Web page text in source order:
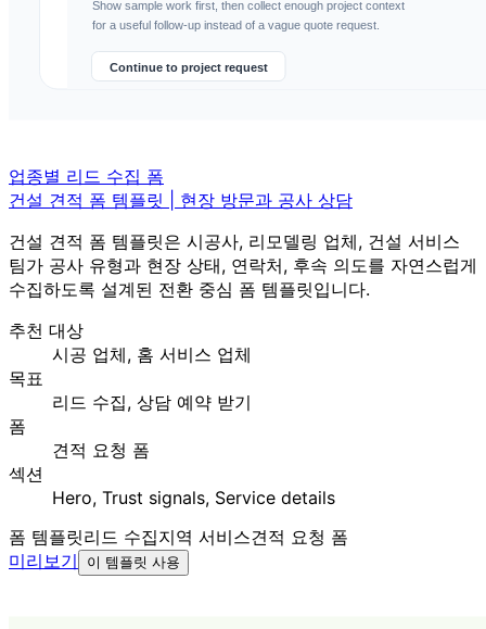
업종별 리드 수집 폼
건설 견적 폼 템플릿 | 현장 방문과 공사 상담
건설 견적 폼 템플릿은 시공사, 리모델링 업체, 건설 서비스
팀가 공사 유형과 현장 상태, 연락처, 후속 의도를 자연스럽게
수집하도록 설계된 전환 중심 폼 템플릿입니다.
추천 대상
시공 업체, 홈 서비스 업체
목표
리드 수집, 상담 예약 받기
폼
견적 요청 폼
섹션
Hero, Trust signals, Service details
폼 템플릿리드 수집지역 서비스견적 요청 폼
미리보기
이 템플릿 사용